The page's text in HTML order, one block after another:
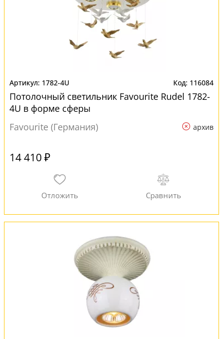
1782-4U 116084
Потолочный светильник Favourite Rudel 1782-
4U в форме сферы
Favourite (Германия)
архив
14 410 ₽